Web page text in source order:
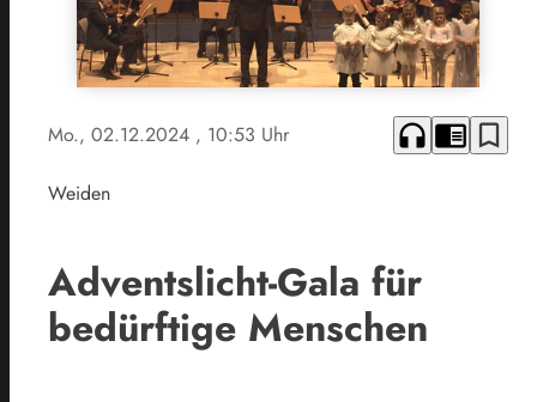
Mo., 02.12.2024 , 10:53 Uhr headphones chrome_reader_mode bookmark_border
Weiden
Adventslicht-Gala für
bedürftige Menschen